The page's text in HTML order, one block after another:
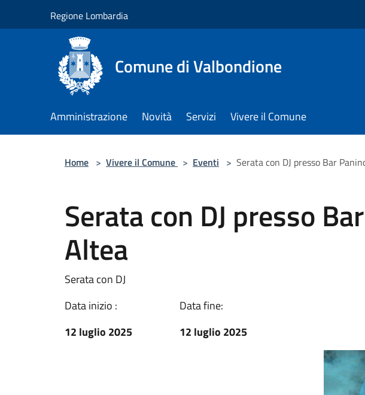
Regione Lombardia
Comune di Valbondione
Amministrazione Novità Servizi Vivere il Comune
Home > Vivere il Comune > Eventi > Serata con DJ presso Bar
Serata con DJ presso
Altea
Serata con DJ
Data inizio :
12 luglio 2025
Data fine:
12 luglio 2025